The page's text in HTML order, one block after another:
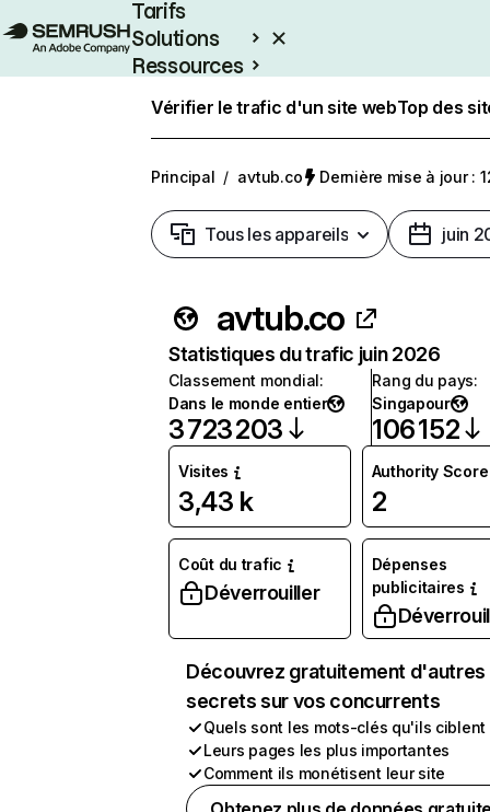
Tarifs
Solutions
Ressources
Vérifier le trafic d'un site webTop des
Principal / avtub.co Dernière mise à jour :
Tous les appareils juin
avtub.co
Statistiques du trafic juin 2026
Classement mondial:
Dans le monde entier
3 723 203
Rang du pays:
Singapour
106 152
Visites
3,43 k
Authority Score
2
Coût du trafic
Déverrouiller
Dépenses
publicitaires
Découvrez gratuitement d'autres
secrets sur vos concurrents
Quels sont les mots-clés qu'ils ciblent
Leurs pages les plus importantes
Comment ils monétisent leur site